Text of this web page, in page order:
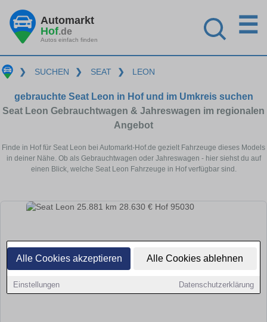
Alle Cookies akzeptieren Alle Cookies ablehnen
Einstellungen Datenschutzerklärung
Automarkt
Hof.de
Autos einfach finden
☰
❯ SUCHEN ❯ SEAT ❯ LEON
gebrauchte Seat Leon in Hof und im Umkreis suchen
Seat Leon Gebrauchtwagen & Jahreswagen im regionalen
Angebot
Finde in Hof für Seat Leon bei Automarkt-Hof.de gezielt Fahrzeuge dieses Models
in deiner Nähe. Ob als Gebrauchtwagen oder Jahreswagen - hier siehst du auf
einen Blick, welche Seat Leon Fahrzeuge in Hof verfügbar sind.